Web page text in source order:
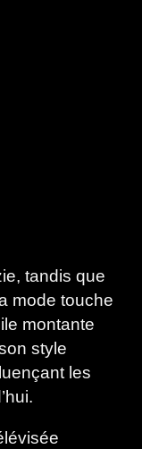
tandis que
mode touche
montante
style
les